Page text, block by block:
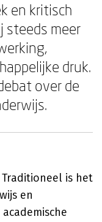
en kritisch
steeds meer
druk.
over de
is het
en